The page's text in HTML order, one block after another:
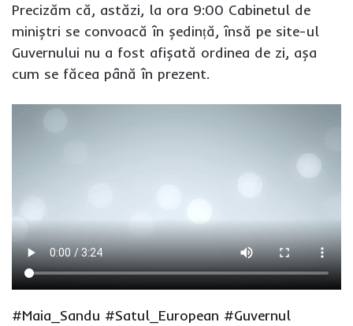
Precizăm că, astăzi, la ora 9:00 Cabinetul de
miniștri se convoacă în ședință, însă pe site-ul
Guvernului nu a fost afișată ordinea de zi, așa
cum se făcea până în prezent.
#Maia_Sandu #Satul_European #Guvernul